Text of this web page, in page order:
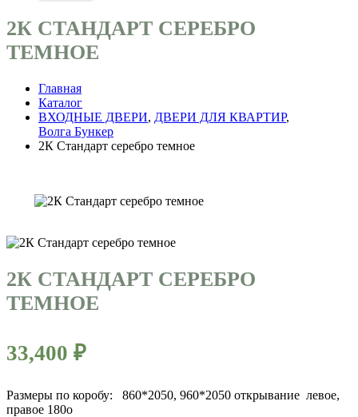
2К СТАНДАРТ СЕРЕБРО
ТЕМНОЕ
Главная
Каталог
ВХОДНЫЕ ДВЕРИ, ДВЕРИ ДЛЯ КВАРТИР,
Волга Бункер
2К Стандарт серебро темное
2К СТАНДАРТ СЕРЕБРО
ТЕМНОЕ
33,400 ₽
Размеры по коробу: 860*2050, 960*2050 открывание левое,
правое 180о